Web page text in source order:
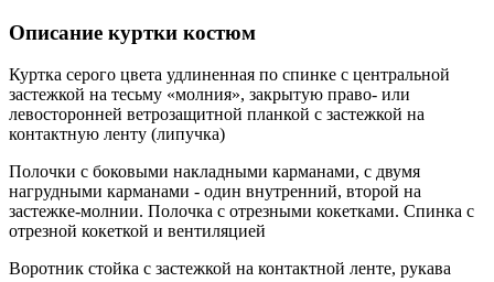
Описание куртки костюм
Куртка серого цвета удлиненная по спинке с центральной
застежкой на тесьму «молния», закрытую право- или
левосторонней ветрозащитной планкой с застежкой на
контактную ленту (липучка)
Полочки с боковыми накладными карманами, с двумя
нагрудными карманами - один внутренний, второй на
застежке-молнии. Полочка с отрезными кокетками. Спинка с
отрезной кокеткой и вентиляцией
Воротник стойка с застежкой на контактной ленте, рукава